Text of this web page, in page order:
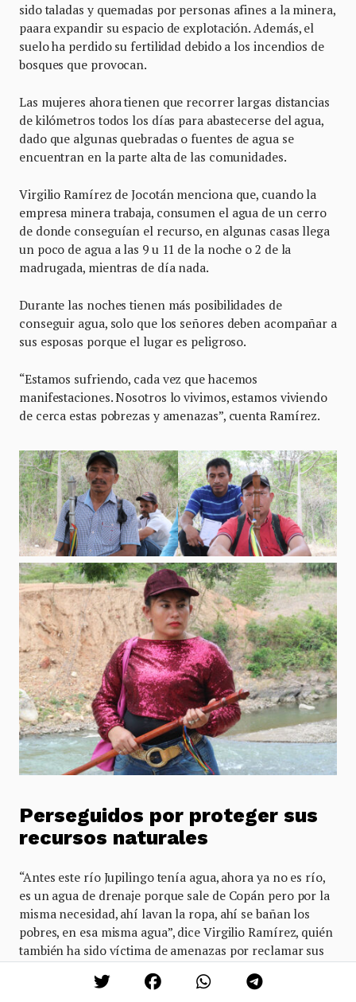
sido taladas y quemadas por personas afines a la minera,
paara expandir su espacio de explotación. Además, el
suelo ha perdido su fertilidad debido a los incendios de
bosques que provocan.
Las mujeres ahora tienen que recorrer largas distancias
de kilómetros todos los días para abastecerse del agua,
dado que algunas quebradas o fuentes de agua se
encuentran en la parte alta de las comunidades.
Virgilio Ramírez de Jocotán menciona que, cuando la
empresa minera trabaja, consumen el agua de un cerro
de donde conseguían el recurso, en algunas casas llega
un poco de agua a las 9 u 11 de la noche o 2 de la
madrugada, mientras de día nada.
Durante las noches tienen más posibilidades de
conseguir agua, solo que los señores deben acompañar a
sus esposas porque el lugar es peligroso.
“Estamos sufriendo, cada vez que hacemos
manifestaciones. Nosotros lo vivimos, estamos viviendo
de cerca estas pobrezas y amenazas”, cuenta Ramírez.
Perseguidos por proteger sus
recursos naturales
“Antes este río Jupilingo tenía agua, ahora ya no es río,
es un agua de drenaje porque sale de Copán pero por la
misma necesidad, ahí lavan la ropa, ahí se bañan los
pobres, en esa misma agua”, dice Virgilio Ramírez, quién
también ha sido víctima de amenazas por reclamar sus